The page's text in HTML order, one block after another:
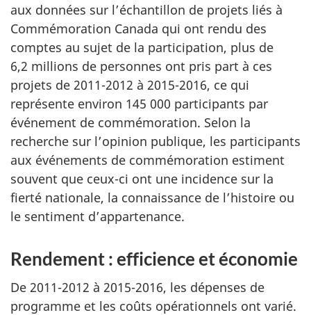
aux données sur l’échantillon de projets liés à
Commémoration Canada qui ont rendu des
comptes au sujet de la participation, plus de
6,2 millions de personnes ont pris part à ces
projets de 2011-2012 à 2015-2016, ce qui
représente environ 145 000 participants par
événement de commémoration. Selon la
recherche sur l’opinion publique, les participants
aux événements de commémoration estiment
souvent que ceux-ci ont une incidence sur la
fierté nationale, la connaissance de l’histoire ou
le sentiment d’appartenance.
Rendement : efficience et économie
De 2011-2012 à 2015-2016, les dépenses de
programme et les coûts opérationnels ont varié.